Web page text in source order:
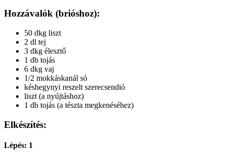
Hozzávalók (brióshoz):
50 dkg liszt
2 dl tej
3 dkg élesztő
1 db tojás
6 dkg vaj
1/2 mokkáskanál só
késhegynyi reszelt szerecsendió
liszt (a nyújtáshoz)
1 db tojás (a tészta megkenéséhez)
Elkészítés:
Lépés: 1